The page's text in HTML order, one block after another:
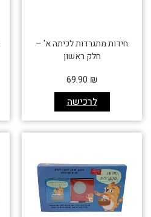
חידות מתגרדות לכיתה א' –
חלק ראשון
לרכישה
69.90 ₪